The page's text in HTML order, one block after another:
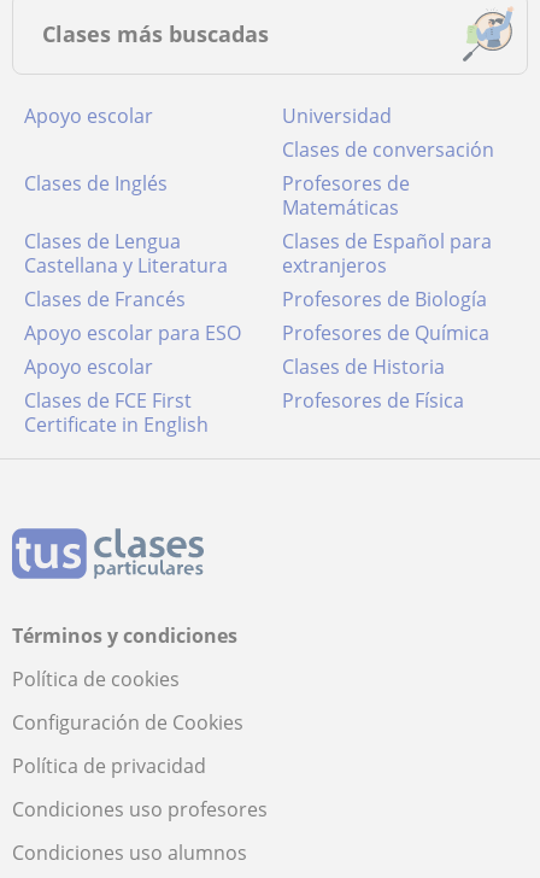
Clases más buscadas
Apoyo escolar
Universidad
Clases de conversación
Clases de Inglés
Profesores de
Matemáticas
Clases de Lengua
Castellana y Literatura
Clases de Español para
extranjeros
Clases de Francés
Profesores de Biología
Apoyo escolar para ESO
Profesores de Química
Apoyo escolar
Clases de Historia
Clases de FCE First
Certificate in English
Profesores de Física
Términos y condiciones
Política de cookies
Configuración de Cookies
Política de privacidad
Condiciones uso profesores
Condiciones uso alumnos